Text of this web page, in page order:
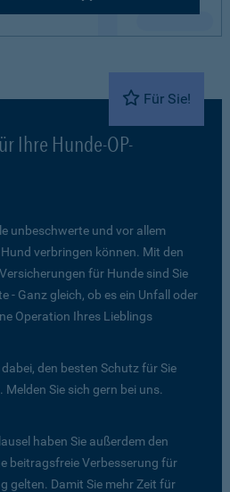
Für Sie!
Ihre Hunde-OP-
unbeschwerte und vor allem
verbringen können. Mit den
für Hunde sind Sie
- Ganz gleich, ob es ein Unfall oder
Operation Ihres Lieblings
den besten Schutz für Sie
Sie sich gern bei uns.
haben Sie außerdem den
beitragsfreie Verbesserung für
gelten. Damit Sie mehr Zeit für